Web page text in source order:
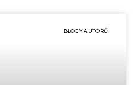
BLOGY AUTORŮ